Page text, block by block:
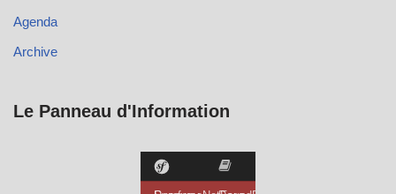
Agenda
Archive
Le Panneau d'Information